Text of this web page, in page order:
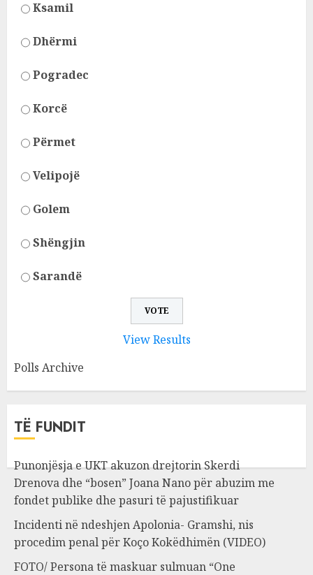
Ksamil
Dhërmi
Pogradec
Korcë
Përmet
Velipojë
Golem
Shëngjin
Sarandë
View Results
Polls Archive
TË FUNDIT
Punonjësja e UKT akuzon drejtorin Skerdi
Drenova dhe “bosen” Joana Nano për abuzim me
fondet publike dhe pasuri të pajustifikuar
Incidenti në ndeshjen Apolonia- Gramshi, nis
procedim penal për Koço Kokëdhimën (VIDEO)
FOTO/ Persona të maskuar sulmuan “One